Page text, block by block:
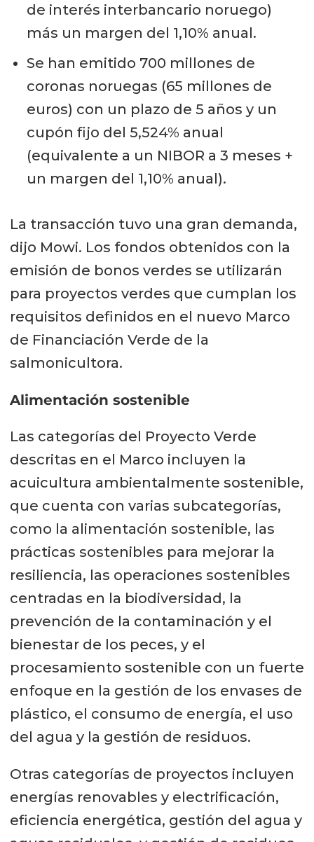
de interés interbancario noruego)
más un margen del 1,10% anual.
Se han emitido 700 millones de
coronas noruegas (65 millones de
euros) con un plazo de 5 años y un
cupón fijo del 5,524% anual
(equivalente a un NIBOR a 3 meses +
un margen del 1,10% anual).
La transacción tuvo una gran demanda,
dijo Mowi. Los fondos obtenidos con la
emisión de bonos verdes se utilizarán
para proyectos verdes que cumplan los
requisitos definidos en el nuevo Marco
de Financiación Verde de la
salmonicultora.
Alimentación sostenible
Las categorías del Proyecto Verde
descritas en el Marco incluyen la
acuicultura ambientalmente sostenible,
que cuenta con varias subcategorías,
como la alimentación sostenible, las
prácticas sostenibles para mejorar la
resiliencia, las operaciones sostenibles
centradas en la biodiversidad, la
prevención de la contaminación y el
bienestar de los peces, y el
procesamiento sostenible con un fuerte
enfoque en la gestión de los envases de
plástico, el consumo de energía, el uso
del agua y la gestión de residuos.
Otras categorías de proyectos incluyen
energías renovables y electrificación,
eficiencia energética, gestión del agua y